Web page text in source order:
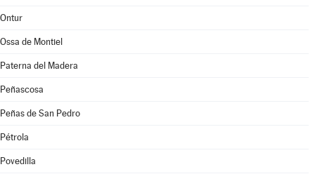
Ontur
Ossa de Montiel
Paterna del Madera
Peñascosa
Peñas de San Pedro
Pétrola
Povedilla